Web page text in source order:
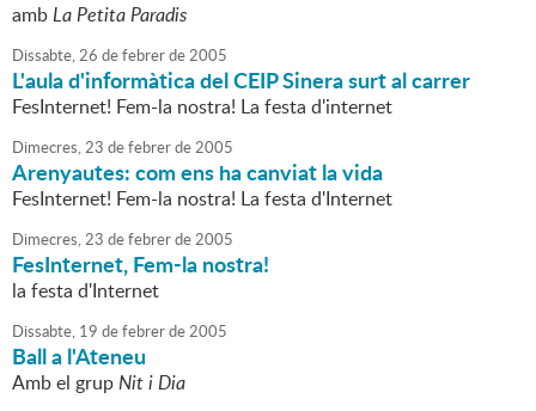
ambLa Petita Paradis
Dissabte,26 defebrerde2005
L'aula d'informàtica del CEIP Sinera surt al carrer
FesInternet! Fem-la nostra! La festa d'internet
Dimecres,23 defebrerde2005
Arenyautes: com ens ha canviat la vida
FesInternet! Fem-la nostra! La festa d'Internet
Dimecres,23 defebrerde2005
FesInternet, Fem-la nostra!
la festa d'Internet
Dissabte, 19 defebrerde2005
Ball a l'Ateneu
Amb el grupNit i Dia